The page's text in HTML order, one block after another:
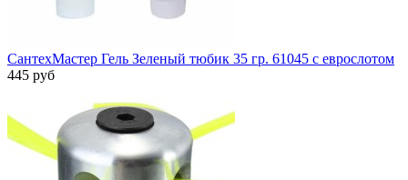
СантехМастер Гель Зеленый тюбик 35 гр. 61045 с еврослотом
445 руб